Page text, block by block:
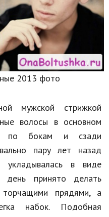
2013 фото
мужской стрижкой
волосы в основном
по бокам и сзади
пару лет назад
укладывалась в виде
день принято делать
прядями, а
набок. Подобная